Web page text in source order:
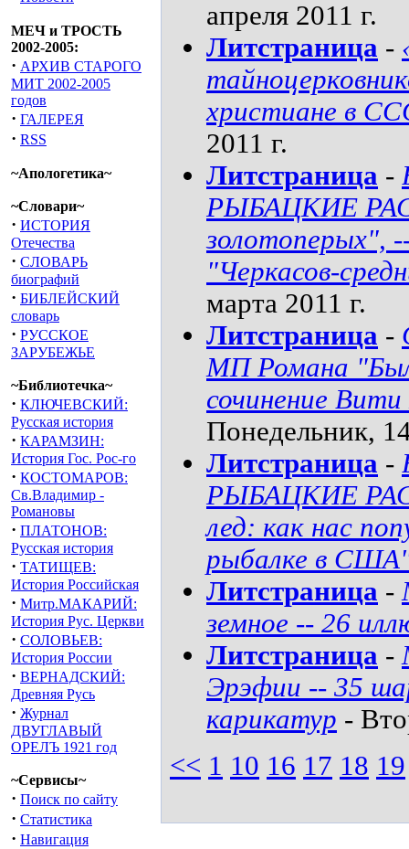
МЕЧ и ТРОСТЬ
2002-2005:
· АРХИВ СТАРОГО
МИТ 2002-2005
годов
· ГАЛЕРЕЯ
· RSS
~Апологетика~
~Словари~
· ИСТОРИЯ
Отечества
· СЛОВАРЬ
биографий
· БИБЛЕЙСКИЙ
словарь
· РУССКОЕ
ЗАРУБЕЖЬЕ
~Библиотечка~
· КЛЮЧЕВСКИЙ:
Русская история
· КАРАМЗИН:
История Гос. Рос-го
· КОСТОМАРОВ:
Св.Владимир -
Романовы
· ПЛАТОНОВ:
Русская история
· ТАТИЩЕВ:
История Российская
· Митр.МАКАРИЙ:
История Рус. Церкви
· СОЛОВЬЕВ:
История России
· ВЕРНАДСКИЙ:
Древняя Русь
· Журнал
ДВУГЛАВЫЙ
ОРЕЛЪ 1921 год
~Сервисы~
· Поиск по сайту
· Статистика
· Навигация
апреля 2011 г.
Литстраница -
христиане в
2011 г.
Литстраница -
РЫБАЦКИЕ
золотоперых",
"Черкасов-
марта 2011 г.
Литстраница -
МП Романа
сочинение
Понедельник,
Литстраница -
РЫБАЦКИЕ
лед: как нас
рыбалке в
Литстраница -
земное -- 26
Литстраница -
Эрэфии -- 35
карикатур -
<< 1 10 16 17 18 19